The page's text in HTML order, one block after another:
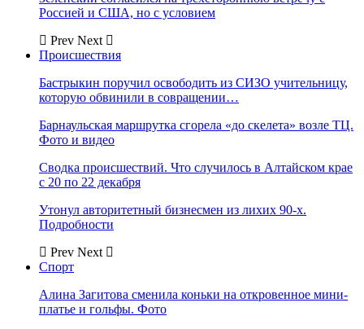
Россией и США, но с условием
Prev Next
Происшествия
Бастрыкин поручил освободить из СИЗО учительницу,
которую обвинили в совращении…
Барнаульская маршрутка сгорела «до скелета» возле ТЦ.
Фото и видео
Сводка происшествий. Что случилось в Алтайском крае
с 20 по 22 декабря
Утонул авторитетный бизнесмен из лихих 90-х.
Подробности
Prev Next
Спорт
Алина Загитова сменила коньки на откровенное мини-
платье и гольфы. Фото